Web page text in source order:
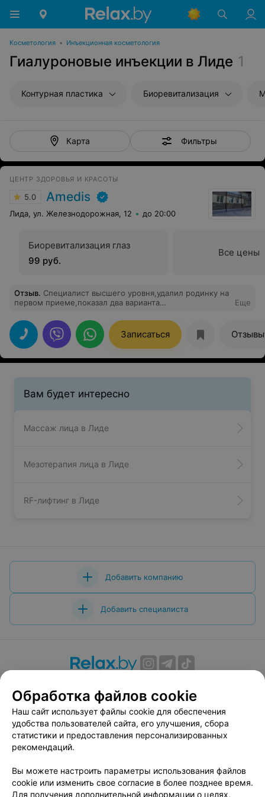
Косметология • Инъекционная косметология
Гиалуроновые инъекции в Лиде 1
Контурная пластика Биоревитализация
Карта Фильтры
ЦЕНТР ЗДОРОВЬЯ И КРАСОТЫ
5.0 Amedis
Лида, ул. Железнодорожная, 12 до 20:00
Биоревитализация глаз
99 руб.
Все цены
Отзыв. Специалист высшего уровня,удалил родинку на
первом приеме,показал два варианта
даже хорошо!
Еще
Записаться Отзывы
Вам будет интересно
Массаж лица в Лиде
Мезотерапия лица в Лиде
RF-лифтинг в Лиде
Добавить компанию
Добавить специалиста
Вакансии
Публичный договор
Способы оплаты
Публичный договор по использованию сервиса
«Афиша»
Пользовательское соглашение
Связаться по вопросам сотрудничества
Написать руководителю relax.by
Обработка файлов cookie
Наш сайт использует файлы cookie для обеспечения
удобства пользователей сайта, его улучшения, сбора
статистики и предоставления персонализированных
рекомендаций.
Вы можете настроить параметры использования файлов
cookie или изменить свое согласие в более позднее время.
Для получения дополнительной информации о целях,